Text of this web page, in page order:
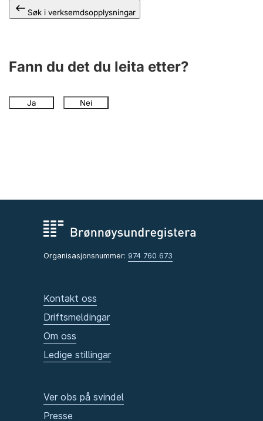
Søk i verksemdsopplysningar
Fann du det du leita etter?
Ja Nei
Organisasjonsnummer: 974 760 673
Kontakt oss
Driftsmeldingar
Om oss
Ledige stillingar
Ver obs på svindel
Presse